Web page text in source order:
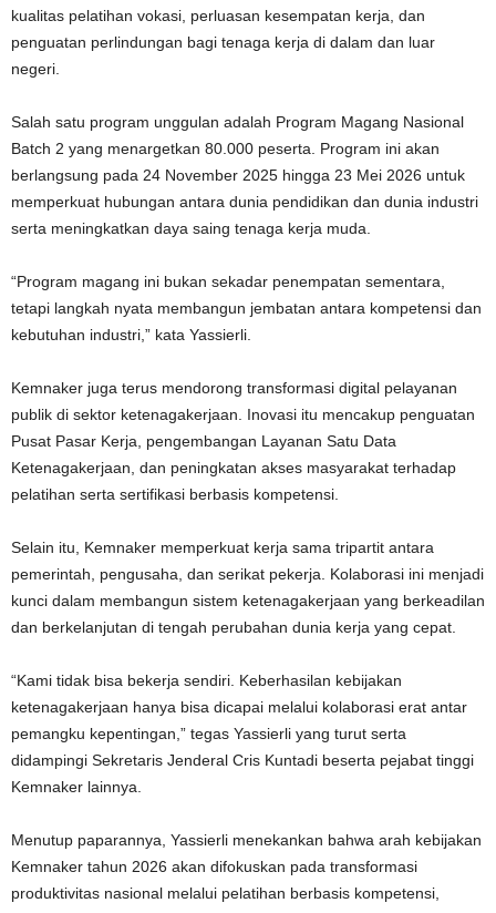
kualitas pelatihan vokasi, perluasan kesempatan kerja, dan
penguatan perlindungan bagi tenaga kerja di dalam dan luar
negeri.
Salah satu program unggulan adalah Program Magang Nasional
Batch 2 yang menargetkan 80.000 peserta. Program ini akan
berlangsung pada 24 November 2025 hingga 23 Mei 2026 untuk
memperkuat hubungan antara dunia pendidikan dan dunia industri
serta meningkatkan daya saing tenaga kerja muda.
“Program magang ini bukan sekadar penempatan sementara,
tetapi langkah nyata membangun jembatan antara kompetensi dan
kebutuhan industri,” kata Yassierli.
Kemnaker juga terus mendorong transformasi digital pelayanan
publik di sektor ketenagakerjaan. Inovasi itu mencakup penguatan
Pusat Pasar Kerja, pengembangan Layanan Satu Data
Ketenagakerjaan, dan peningkatan akses masyarakat terhadap
pelatihan serta sertifikasi berbasis kompetensi.
Selain itu, Kemnaker memperkuat kerja sama tripartit antara
pemerintah, pengusaha, dan serikat pekerja. Kolaborasi ini menjadi
kunci dalam membangun sistem ketenagakerjaan yang berkeadilan
dan berkelanjutan di tengah perubahan dunia kerja yang cepat.
“Kami tidak bisa bekerja sendiri. Keberhasilan kebijakan
ketenagakerjaan hanya bisa dicapai melalui kolaborasi erat antar
pemangku kepentingan,” tegas Yassierli yang turut serta
didampingi Sekretaris Jenderal Cris Kuntadi beserta pejabat tinggi
Kemnaker lainnya.
Menutup paparannya, Yassierli menekankan bahwa arah kebijakan
Kemnaker tahun 2026 akan difokuskan pada transformasi
produktivitas nasional melalui pelatihan berbasis kompetensi,